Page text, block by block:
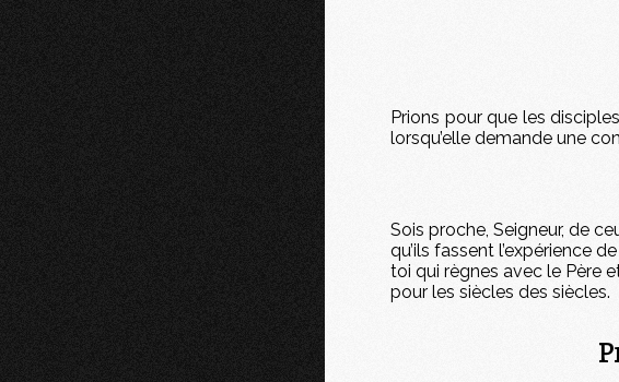
Prions pour que les
lorsqu’elle demande une
Sois proche, Seigneur, de
qu’ils fassent l’expérience
toi qui règnes avec le Père
pour les siècles des siècles.